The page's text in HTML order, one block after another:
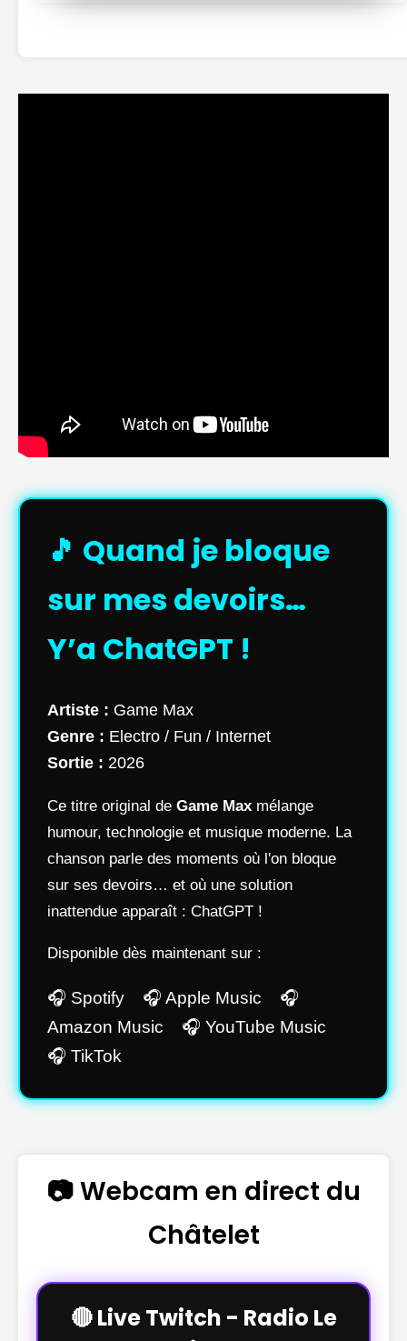
🎵 Quand je bloque
sur mes devoirs…
Y’a ChatGPT !
Artiste : Game Max
Genre : Electro / Fun / Internet
Sortie : 2026
Ce titre original de Game Max mélange
humour, technologie et musique moderne. La
chanson parle des moments où l'on bloque
sur ses devoirs… et où une solution
inattendue apparaît : ChatGPT !
Disponible dès maintenant sur :
🎧 Spotify 🎧 Apple Music 🎧
Amazon Music 🎧 YouTube Music
🎧 TikTok
📷 Webcam en direct du
Châtelet
🔴 Live Twitch - Radio Le